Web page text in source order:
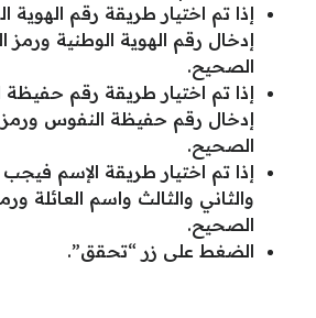
إذا تم اختيار طريقة رقم الهوية
إدخال رقم الهوية الوطنية
الصحيح.
إذا تم اختيار طريقة رقم
إدخال رقم حفيظة النفوس
الصحيح.
إذا تم اختيار طريقة الإسم فيجب
والثاني والثالث واسم العائلة
الصحيح.
الضغط على زر “تحقق”.